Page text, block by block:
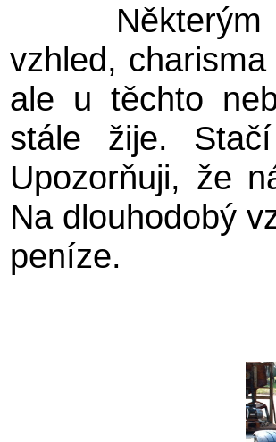
vzhled,
ale u těchto
stále žije.
Upozorňuji, že
Na dlouhodobý
peníze.